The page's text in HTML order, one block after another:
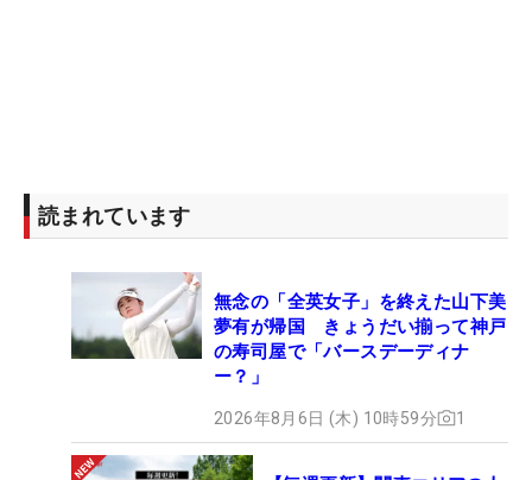
読まれています
無念の「全英女子」を終えた山下美
夢有が帰国 きょうだい揃って神戸
の寿司屋で「バースデーディナ
ー？」
2026年8月6日 (木) 10時59分 1